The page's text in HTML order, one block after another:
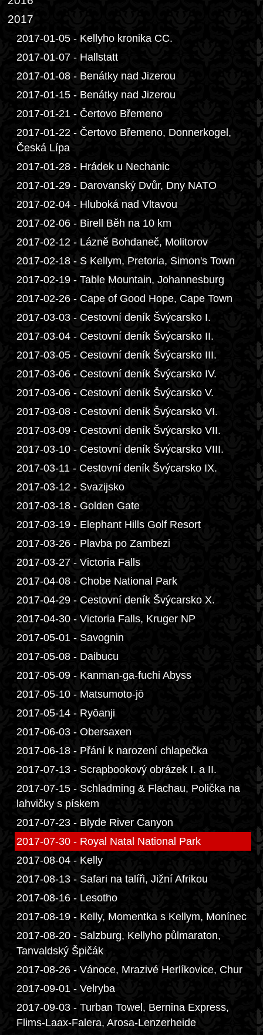
2017
2017-01-05 - Kellyho kronika CC.
2017-01-07 - Hallstatt
2017-01-08 - Benátky nad Jizerou
2017-01-15 - Benátky nad Jizerou
2017-01-21 - Čertovo Břemeno
2017-01-22 - Čertovo Břemeno, Donnerkogel,
Česká Lípa
2017-01-28 - Hrádek u Nechanic
2017-01-29 - Darovanský Dvůr, Dny NATO
2017-02-04 - Hluboká nad Vltavou
2017-02-06 - Birell Běh na 10 km
2017-02-12 - Lázně Bohdaneč, Molitorov
2017-02-18 - S Kellym, Pretoria, Simon's Town
2017-02-19 - Table Mountain, Johannesburg
2017-02-26 - Cape of Good Hope, Cape Town
2017-03-03 - Cestovní deník Švýcarsko I.
2017-03-04 - Cestovní deník Švýcarsko II.
2017-03-05 - Cestovní deník Švýcarsko III.
2017-03-06 - Cestovní deník Švýcarsko IV.
2017-03-06 - Cestovní deník Švýcarsko V.
2017-03-08 - Cestovní deník Švýcarsko VI.
2017-03-09 - Cestovní deník Švýcarsko VII.
2017-03-10 - Cestovní deník Švýcarsko VIII.
2017-03-11 - Cestovní deník Švýcarsko IX.
2017-03-12 - Svazijsko
2017-03-18 - Golden Gate
2017-03-19 - Elephant Hills Golf Resort
2017-03-26 - Plavba po Zambezi
2017-03-27 - Victoria Falls
2017-04-08 - Chobe National Park
2017-04-29 - Cestovní deník Švýcarsko X.
2017-04-30 - Victoria Falls, Kruger NP
2017-05-01 - Savognin
2017-05-08 - Daibucu
2017-05-09 - Kanman-ga-fuchi Abyss
2017-05-10 - Matsumoto-jō
2017-05-14 - Ryōanji
2017-06-03 - Obersaxen
2017-06-18 - Přání k narození chlapečka
2017-07-13 - Scrapbookový obrázek I. a II.
2017-07-15 - Schladming & Flachau, Polička na
lahvičky s pískem
2017-07-23 - Blyde River Canyon
2017-07-30 - Royal Natal National Park
2017-08-04 - Kelly
2017-08-13 - Safari na talíři, Jižní Afrikou
2017-08-16 - Lesotho
2017-08-19 - Kelly, Momentka s Kellym, Monínec
2017-08-20 - Salzburg, Kellyho půlmaraton,
Tanvaldský Špičák
2017-08-26 - Vánoce, Mrazivé Herlíkovice, Chur
2017-09-01 - Velryba
2017-09-03 - Turban Towel, Bernina Express,
Flims-Laax-Falera, Arosa-Lenzerheide